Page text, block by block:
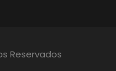
Reservados